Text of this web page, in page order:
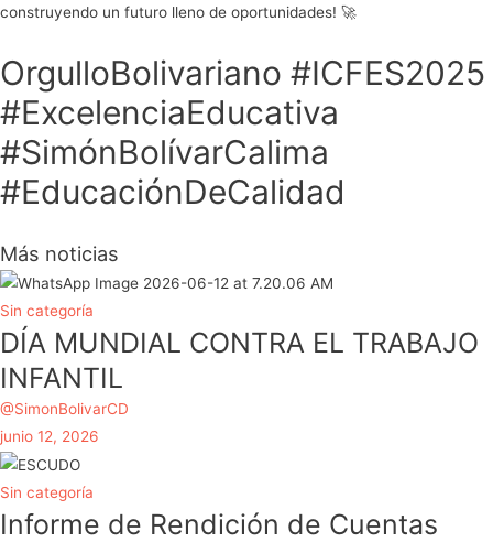
construyendo un futuro lleno de oportunidades! 🚀
OrgulloBolivariano #ICFES2025
#ExcelenciaEducativa
#SimónBolívarCalima
#EducaciónDeCalidad
Más noticias
Sin categoría
DÍA MUNDIAL CONTRA EL TRABAJO
INFANTIL
@SimonBolivarCD
junio 12, 2026
Sin categoría
Informe de Rendición de Cuentas